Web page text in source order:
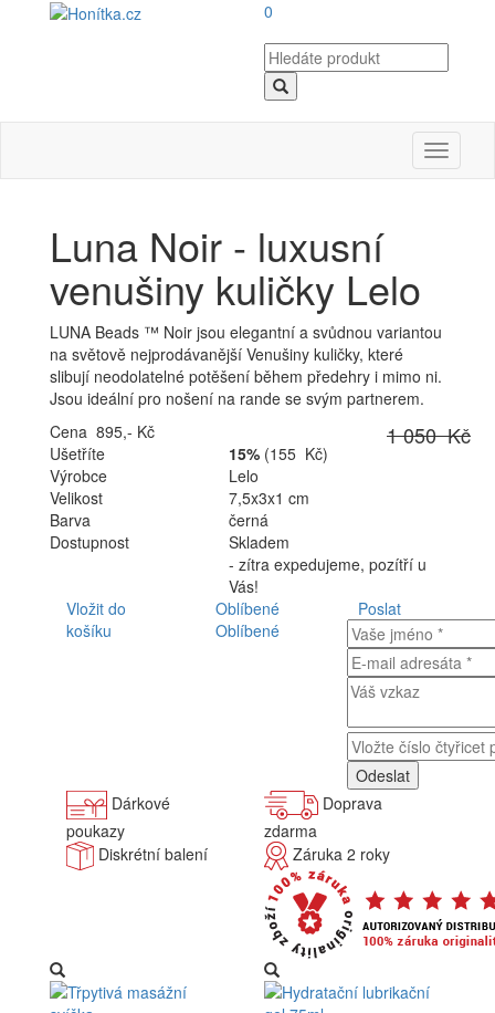
0
Toggle
Luna Noir - luxusní
venušiny kuličky Lelo
LUNA Beads ™ Noir jsou elegantní a svůdnou variantou
na světově nejprodávanější Venušiny kuličky, které
slibují neodolatelné potěšení během předehry i mimo ni.
Jsou ideální pro nošení na rande se svým partnerem.
1 050 Kč
Cena 895,- Kč
Ušetříte
15%(155 Kč)
Výrobce
Lelo
Velikost
7,5x3x1 cm
Barva
černá
Dostupnost
Skladem
- zítra expedujeme, pozítří u
Vás!
Vložit do
košíku
Oblíbené
Oblíbené
Poslat
Dárkové
poukazy
Doprava
zdarma
Diskrétní balení
Záruka 2 roky